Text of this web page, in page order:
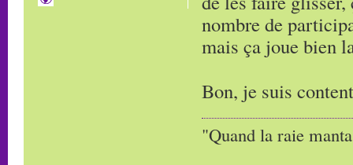
nombre de
mais ça joue bien
Bon, je suis
"Quand la raie